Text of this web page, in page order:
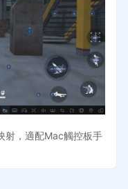
射，適配Mac觸控板手